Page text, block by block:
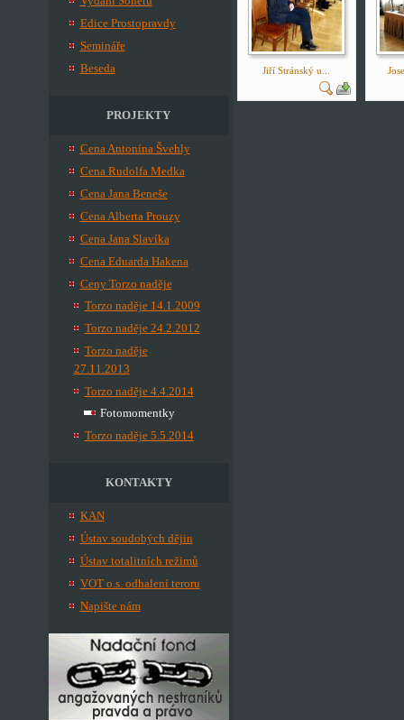
Edice Prostopravdy
Semináře
Beseda
PROJEKTY
Cena Antonína Švehly
Cena Rudolfa Medka
Cena Jana Beneše
Cena Alberta Prouzy
Cena Jana Slavíka
Cena Eduarda Hakena
Ceny Torzo naděje
Torzo naděje 14.1.2009
Torzo naděje 24.2.2012
Torzo naděje
27.11.2013
Torzo naděje 4.4.2014
Fotomomentky
Torzo naděje 5.5.2014
KONTAKTY
KAN
Ústav soudobých dějin
Ústav totalitních režimů
VOT o.s. odhalení teroru
Napište nám
Jiří Stránský u...